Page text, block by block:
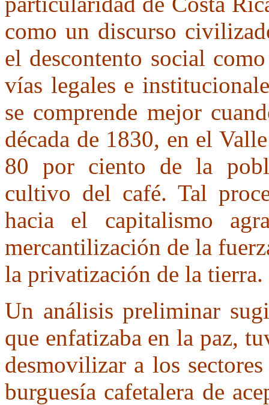
como un discurso
el descontento social
vías legales e
se comprende mejor
década de 1830, en el
80 por ciento de la
cultivo del café. Tal
hacia el capitalismo
mercantilización de la
la privatización de la tierra.
Un análisis preliminar
que enfatizaba en la paz,
desmovilizar a los
burguesía cafetalera de